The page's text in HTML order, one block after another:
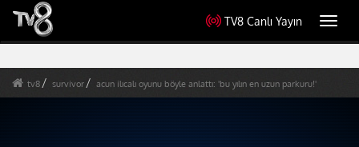
TV8 Canlı Yayın
tv8 survivor acun ilıcalı oyunu böyle anlattı: 'bu yılın en uzun parkuru!'